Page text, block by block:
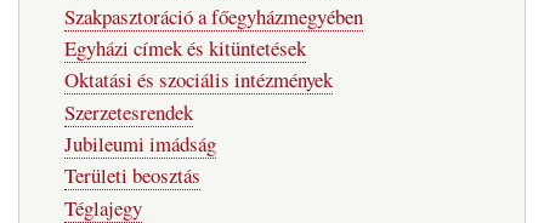
Szakpasztoráció a főegyházmegyében
Egyházi címek és kitüntetések
Oktatási és szociális intézmények
Szerzetesrendek
Jubileumi imádság
Területi beosztás
Téglajegy